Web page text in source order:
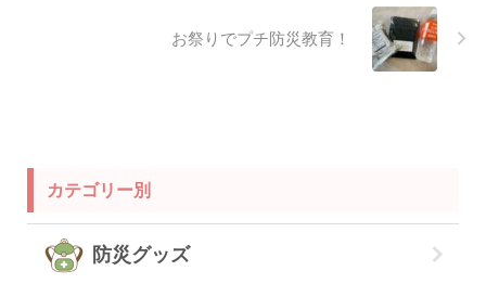
お祭りでプチ防災教育！
カテゴリー別
防災グッズ